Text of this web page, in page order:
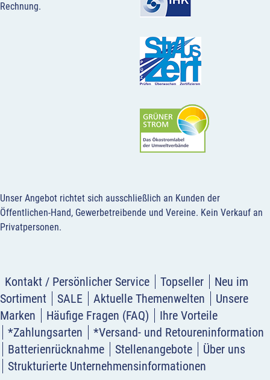
Rechnung.
Unser Angebot richtet sich ausschließlich an Kunden der
Öffentlichen-Hand, Gewerbetreibende und Vereine. Kein Verkauf an
Privatpersonen.
Kontakt / Persönlicher Service Topseller
Neu im
Sortiment
SALE Aktuelle Themenwelten
Unsere
Marken
Häufige Fragen (FAQ)
Ihre Vorteile
*Zahlungsarten
*Versand- und Retoureninformation
Batterienrücknahme
Stellenangebote
Über uns
Strukturierte Unternehmensinformationen